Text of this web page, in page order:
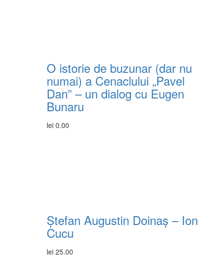
O istorie de buzunar (dar nu
numai) a Cenaclului „Pavel
Dan” – un dialog cu Eugen
Bunaru
lei 0.00
Ștefan Augustin Doinaș – Ion
Cucu
lei 25.00